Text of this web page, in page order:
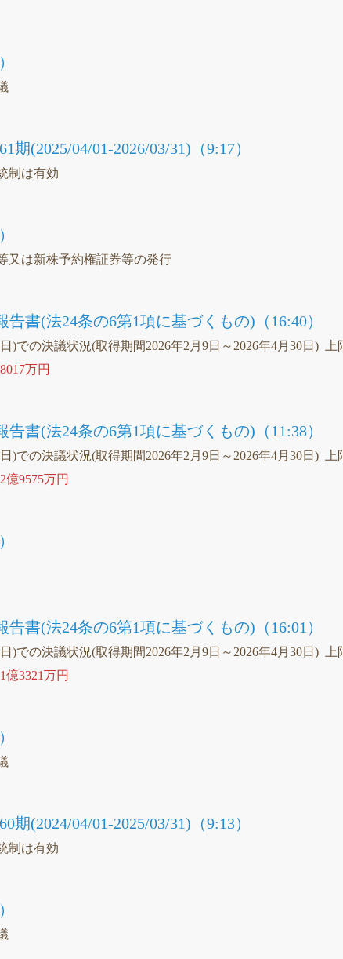
期(2025/04/01-2026/03/31)（9:17）
制は有効
又は新株予約権証券等の発行
書(法24条の6第1項に基づくもの)（16:40）
)での決議状況(取得期間2026年2月9日～2026年4月30日) 上
万円
書(法24条の6第1項に基づくもの)（11:38）
)での決議状況(取得期間2026年2月9日～2026年4月30日) 上
2億9575万円
書(法24条の6第1項に基づくもの)（16:01）
)での決議状況(取得期間2026年2月9日～2026年4月30日) 上
1億3321万円
期(2024/04/01-2025/03/31)（9:13）
制は有効